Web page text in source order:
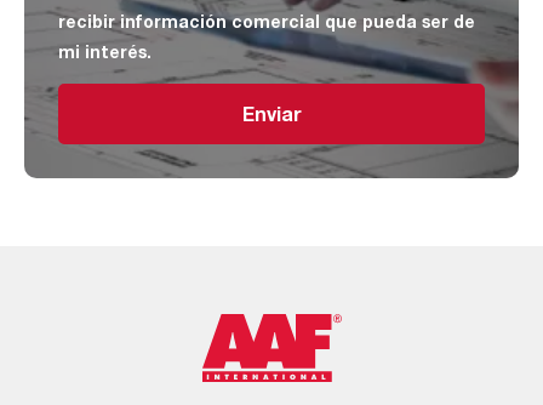
recibir información comercial que pueda ser de
mi interés.
Enviar